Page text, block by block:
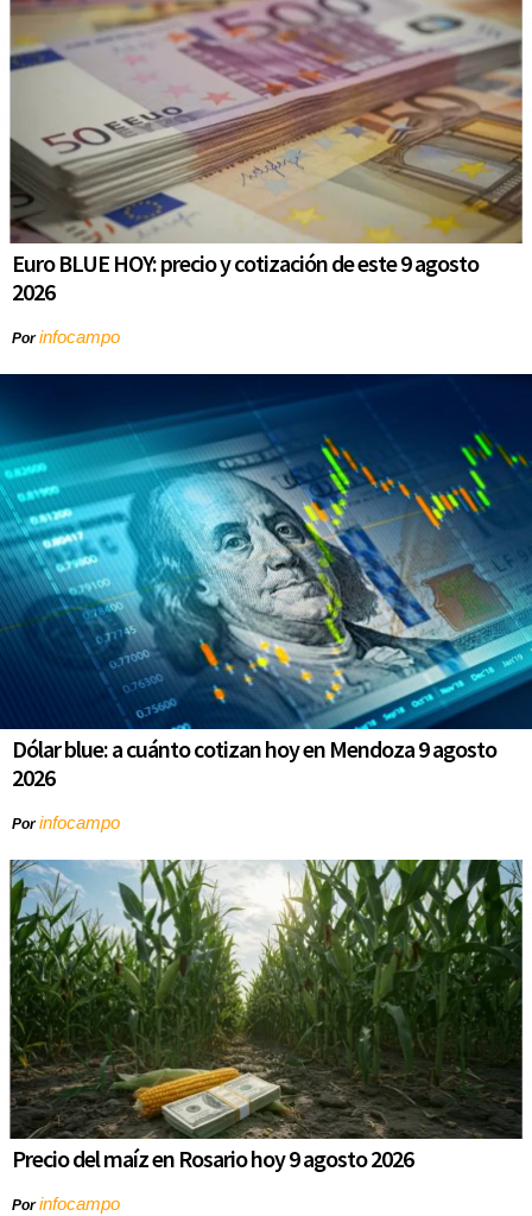
Euro BLUE HOY: precio y cotización de este 9 agosto
2026
Porinfocampo
Dólar blue: a cuánto cotizan hoy en Mendoza 9 agosto
2026
Porinfocampo
Precio del maíz en Rosario hoy 9 agosto 2026
Porinfocampo